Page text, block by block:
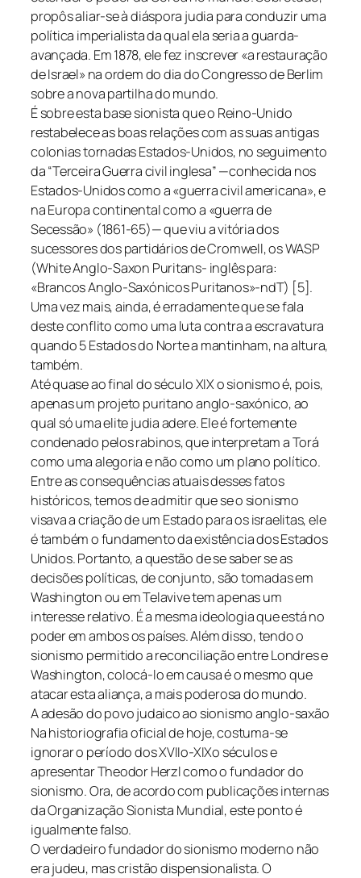
propôs aliar-se à diáspora judia para conduzir uma
política imperialista da qual ela seria a guarda-
avançada. Em 1878, ele fez inscrever «a restauração
de Israel» na ordem do dia do Congresso de Berlim
sobre a nova partilha do mundo.
É sobre esta base sionista que o Reino-Unido
restabelece as boas relações com as suas antigas
colonias tornadas Estados-Unidos, no seguimento
da “Terceira Guerra civil inglesa” —conhecida nos
Estados-Unidos como a «guerra civil americana», e
na Europa continental como a «guerra de
Secessão» (1861-65)— que viu a vitória dos
sucessores dos partidários de Cromwell, os WASP
(White Anglo-Saxon Puritans- inglês para:
«Brancos Anglo-Saxónicos Puritanos»-ndT) [5].
Uma vez mais, ainda, é erradamente que se fala
deste conflito como uma luta contra a escravatura
quando 5 Estados do Norte a mantinham, na altura,
também.
Até quase ao final do século XIX o sionismo é, pois,
apenas um projeto puritano anglo-saxónico, ao
qual só uma elite judia adere. Ele é fortemente
condenado pelos rabinos, que interpretam a Torá
como uma alegoria e não como um plano político.
Entre as consequências atuais desses fatos
históricos, temos de admitir que se o sionismo
visava a criação de um Estado para os israelitas, ele
é também o fundamento da existência dos Estados
Unidos. Portanto, a questão de se saber se as
decisões políticas, de conjunto, são tomadas em
Washington ou em Telavive tem apenas um
interesse relativo. É a mesma ideologia que está no
poder em ambos os países. Além disso, tendo o
sionismo permitido a reconciliação entre Londres e
Washington, colocá-lo em causa é o mesmo que
atacar esta aliança, a mais poderosa do mundo.
A adesão do povo judaico ao sionismo anglo-saxão
Na historiografia oficial de hoje, costuma-se
ignorar o período dos XVIIo-XIXo séculos e
apresentar Theodor Herzl como o fundador do
sionismo. Ora, de acordo com publicações internas
da Organização Sionista Mundial, este ponto é
igualmente falso.
O verdadeiro fundador do sionismo moderno não
era judeu, mas cristão dispensionalista. O